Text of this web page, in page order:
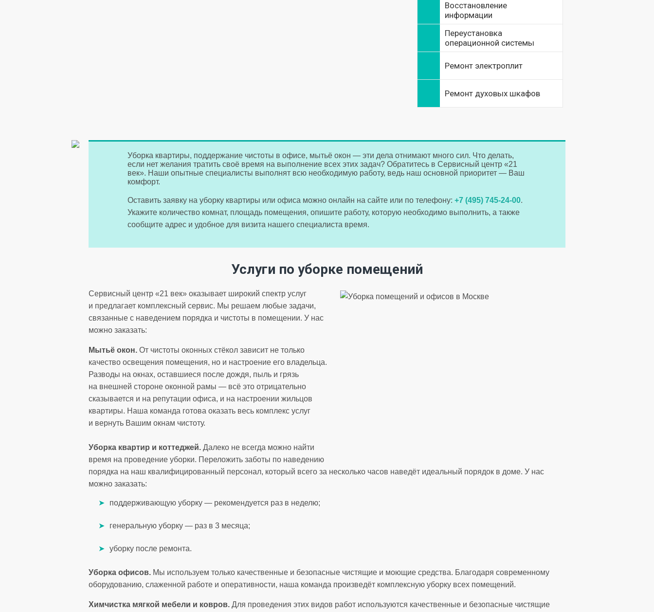
Восстановление
информации
Переустановка
операционной системы
Ремонт электроплит
Ремонт духовых шкафов
Уборка квартиры, поддержание чистоты в офисе, мытьё окон — эти дела отнимают много сил. Что делать,
если нет желания тратить своё время на выполнение всех этих задач? Обратитесь в Сервисный центр «21
век». Наши опытные специалисты выполнят всю необходимую работу, ведь наш основной приоритет — Ваш
комфорт.
Оставить заявку на уборку квартиры или офиса можно онлайн на сайте или по телефону: +7 (495) 745-24-00.
Укажите количество комнат, площадь помещения, опишите работу, которую необходимо выполнить, а также
сообщите адрес и удобное для визита нашего специалиста время.
Услуги по уборке помещений
Сервисный центр «21 век» оказывает широкий спектр услуг
и предлагает комплексный сервис. Мы решаем любые задачи,
связанные с наведением порядка и чистоты в помещении. У нас
можно заказать:
Мытьё окон. От чистоты оконных стёкол зависит не только
качество освещения помещения, но и настроение его владельца.
Разводы на окнах, оставшиеся после дождя, пыль и грязь
на внешней стороне оконной рамы — всё это отрицательно
сказывается и на репутации офиса, и на настроении жильцов
квартиры. Наша команда готова оказать весь комплекс услуг
и вернуть Вашим окнам чистоту.
Уборка квартир и коттеджей. Далеко не всегда можно найти
время на проведение уборки. Переложить заботы по наведению
порядка на наш квалифицированный персонал, который всего за несколько часов наведёт идеальный порядок в доме. У нас
можно заказать:
поддерживающую уборку — рекомендуется раз в неделю;
генеральную уборку — раз в 3 месяца;
уборку после ремонта.
Уборка офисов. Мы используем только качественные и безопасные чистящие и моющие средства. Благодаря современному
оборудованию, слаженной работе и оперативности, наша команда произведёт комплексную уборку всех помещений.
Химчистка мягкой мебели и ковров. Для проведения этих видов работ используются качественные и безопасные чистящие